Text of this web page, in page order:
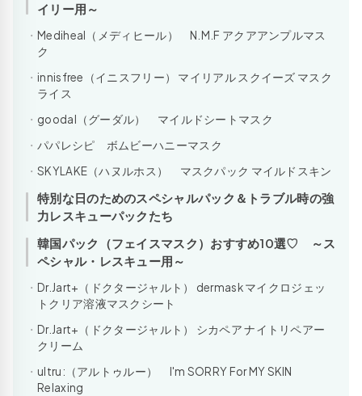
イリー用～
Mediheal（メディヒール） N.M.F アクアアンプルマス
ク
innisfree（イニスフリー） マイリアル スクイーズ マスク
ライス
goodal（グーダル） マイルドシートマスク
パパレシピ ボムビーハニーマスク
SKYLAKE（ハヌルホス） マスクパック マイルドスキン
特別な日のためのスペシャルパック＆トラブル時の強
力レスキューパックたち
韓国パック（フェイスマスク）おすすめ10選♡ ～ス
ペシャル・レスキュー用～
Dr.Jart+（ドクタージャルト） dermask マイクロジェッ
トクリア溶液マスクシート
Dr.Jart+（ドクタージャルト） シカペア ナイトリペアー
クリーム
ultru:（アルトゥルー） I'm SORRY For MY SKIN
Relaxing